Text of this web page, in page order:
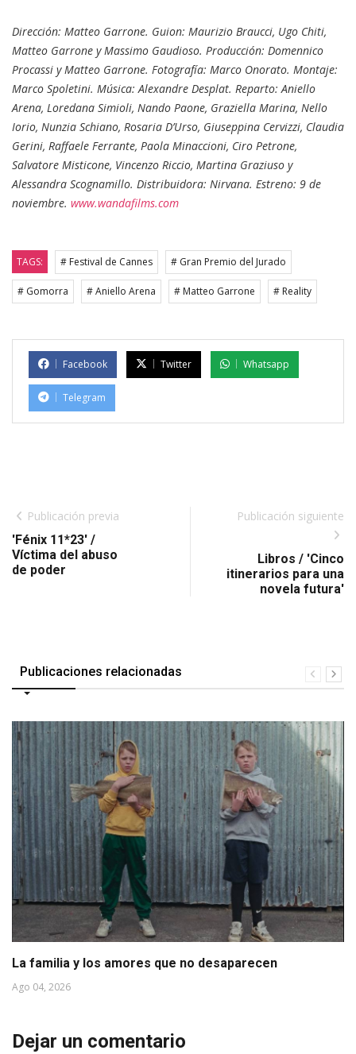
Dirección: Matteo Garrone. Guion: Maurizio Braucci, Ugo Chiti,
Matteo Garrone y Massimo Gaudioso. Producción: Domennico
Procassi y Matteo Garrone. Fotografía: Marco Onorato. Montaje:
Marco Spoletini. Música: Alexandre Desplat. Reparto: Aniello
Arena, Loredana Simioli, Nando Paone, Graziella Marina, Nello
Iorio, Nunzia Schiano, Rosaria D’Urso, Giuseppina Cervizzi, Claudia
Gerini, Raffaele Ferrante, Paola Minaccioni, Ciro Petrone,
Salvatore Misticone, Vincenzo Riccio, Martina Graziuso y
Alessandra Scognamillo. Distribuidora: Nirvana. Estreno: 9 de
noviembre. www.wandafilms.com
TAGS: # Festival de Cannes # Gran Premio del Jurado
# Gomorra # Aniello Arena # Matteo Garrone # Reality
Facebook Twitter Whatsapp
Telegram
Publicación previa
'Fénix 11*23' /
Víctima del abuso
de poder
Publicación siguiente
Libros / 'Cinco
itinerarios para una
novela futura'
Publicaciones relacionadas
La familia y los amores que no desaparecen
Ago 04, 2026
Dejar un comentario